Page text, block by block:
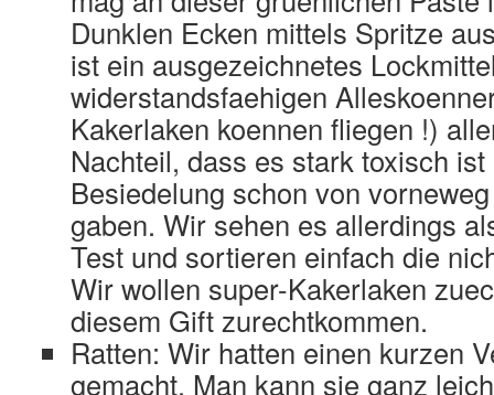
Dunklen Ecken mittels Spritze
ist ein ausgezeichnetes
widerstandsfaehigen
Kakerlaken koennen fliegen !)
Nachteil, dass es stark toxisch
Besiedelung schon von
gaben. Wir sehen es allerdings
Test und sortieren einfach die
Wir wollen super-Kakerlaken
diesem Gift zurechtkommen.
Ratten: Wir hatten einen kurzen
gemacht. Man kann sie ganz